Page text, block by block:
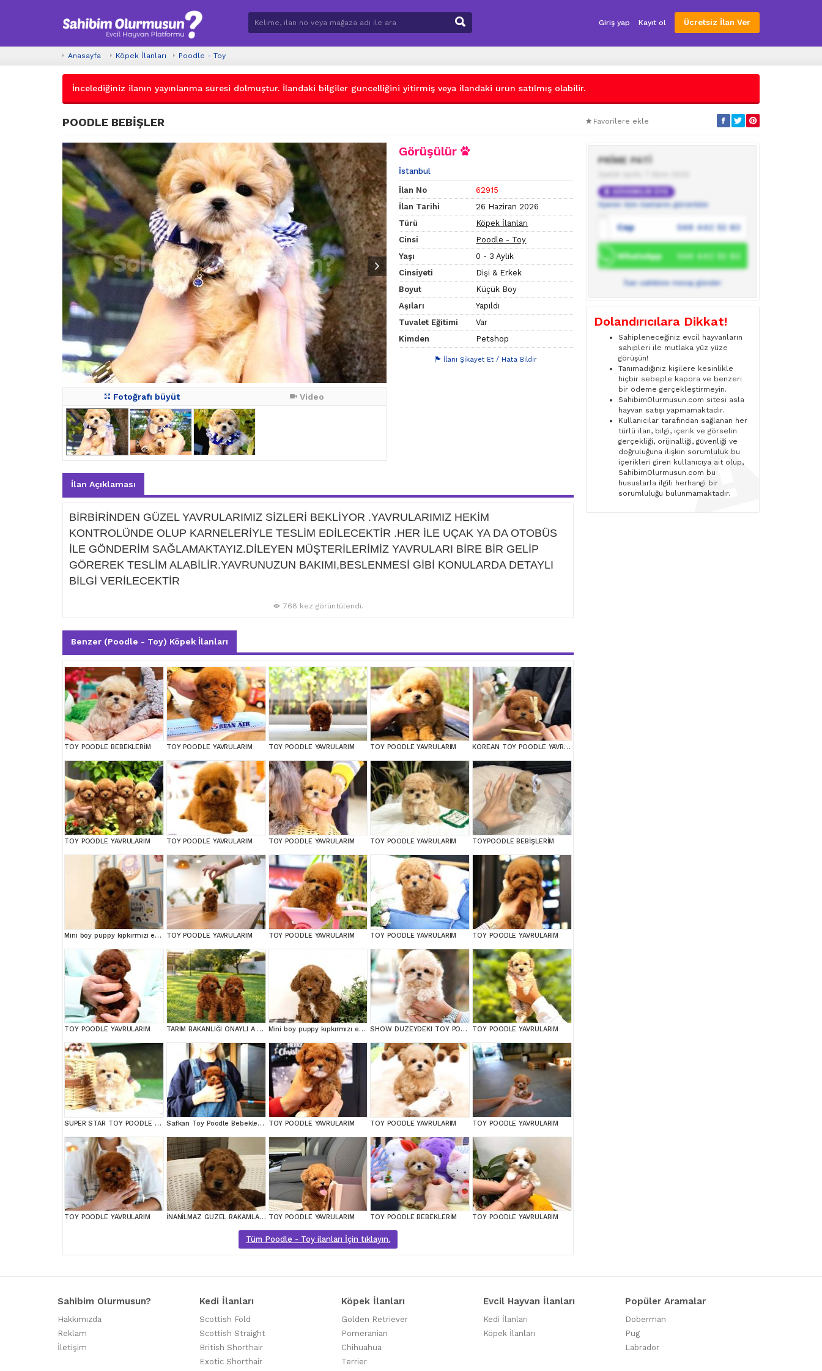
Giriş yap Kayıt ol Ücretsiz İlan Ver
Anasayfa Köpek İlanları Poodle - Toy
İncelediğiniz ilanın yayınlanma süresi dolmuştur. İlandaki bilgiler güncelliğini yitirmiş veya ilandaki ürün satılmış olabilir.
POODLE BEBİŞLER Favorilere ekle
Fotoğrafı büyüt Video
Görüşülür
İstanbul
İlan No
62915
İlan Tarihi
26 Haziran 2026
Türü
Köpek İlanları
Cinsi
Poodle - Toy
Yaşı
0 - 3 Aylık
Cinsiyeti
Dişi & Erkek
Boyut
Küçük Boy
Aşıları
Yapıldı
Tuvalet Eğitimi
Var
Kimden
Petshop
İlanı Şikayet Et / Hata Bildir
İlan Açıklaması
BİRBİRİNDEN GÜZEL YAVRULARIMIZ SİZLERİ BEKLİYOR .YAVRULARIMIZ HEKİM
KONTROLÜNDE OLUP KARNELERİYLE TESLİM EDİLECEKTİR .HER İLE UÇAK YA DA OTOBÜS
İLE GÖNDERİM SAĞLAMAKTAYIZ.DİLEYEN MÜŞTERİLERİMİZ YAVRULARI BİRE BİR GELİP
GÖREREK TESLİM ALABİLİR.YAVRUNUZUN BAKIMI,BESLENMESİ GİBİ KONULARDA DETAYLI
BİLGİ VERİLECEKTİR
768 kez görüntülendi.
Benzer (Poodle - Toy) Köpek İlanları
TOY POODLE BEBEKLERİM TOY POODLE YAVRULARIM TOY POODLE YAVRULARIM TOY POODLE YAVRULARIM KOREAN TOY POODLE YAVRULARIM
TOY POODLE YAVRULARIM TOY POODLE YAVRULARIM TOY POODLE YAVRULARIM TOY POODLE YAVRULARIM TOYPOODLE BEBİŞLERİM
Mini boy puppy kıpkırmızı ev üretimi yavrularımız TOOY POODLE TOY POODLE YAVRULARIM TOY POODLE YAVRULARIM TOY POODLE YAVRULARIM TOY POODLE YAVRULARIM
TOY POODLE YAVRULARIM TARIM BAKANLIĞI ONAYLI A KALİTE TOY YAVRULAR Mini boy puppy kıpkırmızı ev üretimi TOOY POODLE SHOW DUZEYDEKI TOY POODLE BEBEKLERIM TOY POODLE YAVRULARIM
SUPER STAR TOY POODLE YAVRULARIM Safkan Toy Poodle Bebeklerimiz TOY POODLE YAVRULARIM TOY POODLE YAVRULARIM TOY POODLE YAVRULARIM
TOY POODLE YAVRULARIM İNANİLMAZ GUZEL RAKAMLARA GERÇEK TOY YAVRULAR TOY POODLE YAVRULARIM TOY POODLE BEBEKLERİM TOY POODLE YAVRULARIM
Tüm Poodle - Toy ilanları İçin tıklayın.
PRİME PATİ
GÜVENİLİR ÜYE
Üyenin tüm ilanlarını görüntüle
Cep 546 442 52 83
WhatsApp 546 442 52 83
İlan sahibine mesaj gönder
Dolandırıcılara Dikkat!
Sahipleneceğiniz evcil hayvanların
sahipleri ile mutlaka yüz yüze
görüşün!
Tanımadığınız kişilere kesinlikle
hiçbir sebeple kapora ve benzeri
bir ödeme gerçekleştirmeyin.
SahibimOlurmusun.com sitesi asla
hayvan satışı yapmamaktadır.
Kullanıcılar tarafından sağlanan her
türlü ilan, bilgi, içerik ve görselin
gerçekliği, orijinalliği, güvenliği ve
doğruluğuna ilişkin sorumluluk bu
içerikleri giren kullanıcıya ait olup,
SahibimOlurmusun.com bu
hususlarla ilgili herhangi bir
sorumluluğu bulunmamaktadır.
Sahibim Olurmusun?
Hakkımızda
Reklam
İletişim
Kedi İlanları
Scottish Fold
Scottish Straight
British Shorthair
Exotic Shorthair
Köpek İlanları
Golden Retriever
Pomeranian
Chihuahua
Terrier
Evcil Hayvan İlanları
Kedi İlanları
Köpek İlanları
Popüler Aramalar
Doberman
Pug
Labrador